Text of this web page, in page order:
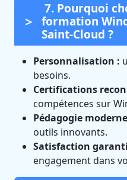
7. Pourquoi
formation
Saint-Cloud ?
Personnalisation :
besoins.
Certifications
compétences sur
Pédagogie
outils innovants.
Satisfaction
engagement dans